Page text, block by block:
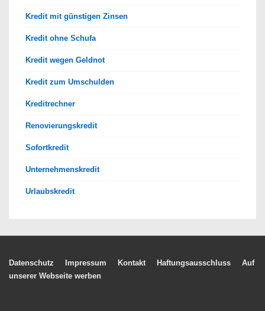
Kredit mit günstigen Zinsen
Kredit ohne Schufa
Kredit wegen Geldnot
Kredit zum Umschulden
Kreditrechner
Renovierungskredit
Sofortkredit
Unternehmenskredit
Urlaubskredit
Footer-
Datenschutz Impressum Kontakt Haftungsausschluss
Auf
unserer Webseite werben